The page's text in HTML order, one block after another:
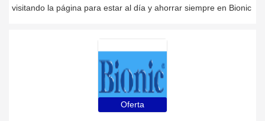
visitando la página para estar al día y ahorrar siempre en Bionic
Oferta